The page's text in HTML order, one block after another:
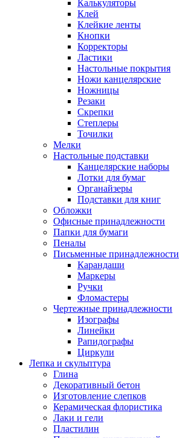
Калькуляторы
Клей
Клейкие ленты
Кнопки
Корректоры
Ластики
Настольные покрытия
Ножи канцелярские
Ножницы
Резаки
Скрепки
Степлеры
Точилки
Мелки
Настольные подставки
Канцелярские наборы
Лотки для бумаг
Органайзеры
Подставки для книг
Обложки
Офисные принадлежности
Папки для бумаги
Пеналы
Письменные принадлежности
Карандаши
Маркеры
Ручки
Фломастеры
Чертежные принадлежности
Изографы
Линейки
Рапидографы
Циркули
Лепка и скульптура
Глина
Декоративный бетон
Изготовление слепков
Керамическая флористика
Лаки и гели
Пластилин